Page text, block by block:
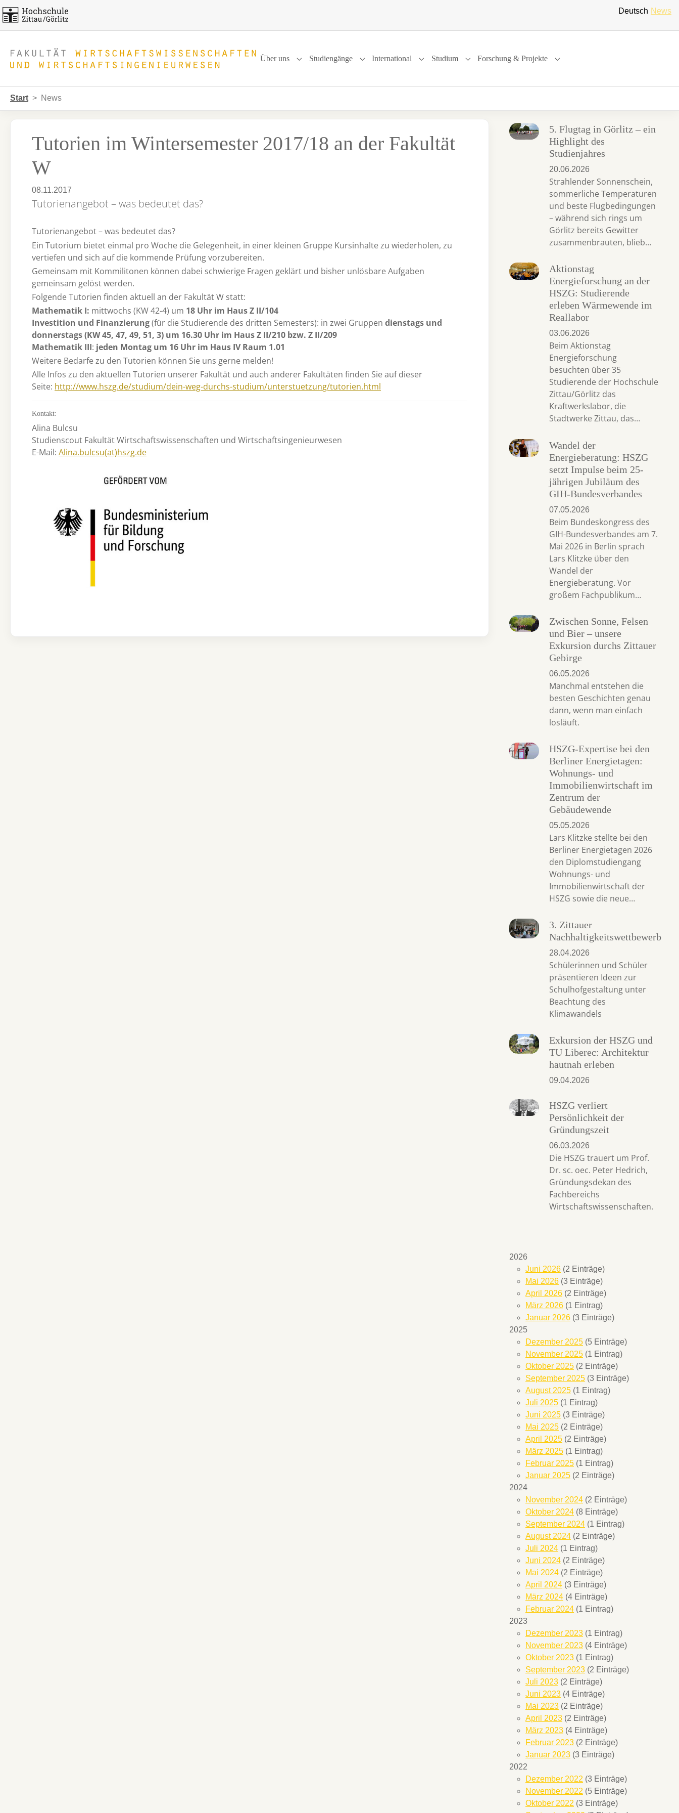
Deutsch News
Über uns
Submenu for "Über uns"
Studiengänge
Submenu for "Studiengänge"
International
Submenu for "International"
Studium
Submenu for "Studium"
Forschung & Projekte
Submenu for "Forschung & Projekte"
Start News
Tutorien im Wintersemester 2017/18 an der Fakultät
W
08.11.2017
Tutorienangebot – was bedeutet das?
Tutorienangebot – was bedeutet das?
Ein Tutorium bietet einmal pro Woche die Gelegenheit, in einer kleinen Gruppe Kursinhalte zu wiederholen, zu
vertiefen und sich auf die kommende Prüfung vorzubereiten.
Gemeinsam mit Kommilitonen können dabei schwierige Fragen geklärt und bisher unlösbare Aufgaben
gemeinsam gelöst werden.
Folgende Tutorien finden aktuell an der Fakultät W statt:
Mathematik I: mittwochs (KW 42-4) um 18 Uhr im Haus Z II/104
Investition und Finanzierung(für die Studierende des dritten Semesters): in zwei Gruppen dienstags und
donnerstags (KW 45, 47, 49, 51, 3) um 16.30 Uhr im Haus Z II/210 bzw. Z II/209
Mathematik III: jeden Montag um 16 Uhr im Haus IV Raum 1.01
Weitere Bedarfe zu den Tutorien können Sie uns gerne melden!
Alle Infos zu den aktuellen Tutorien unserer Fakultät und auch anderer Fakultäten finden Sie auf dieser
Seite: http://www.hszg.de/studium/dein-weg-durchs-studium/unterstuetzung/tutorien.html
Kontakt:
Alina Bulcsu
Studienscout Fakultät Wirtschaftswissenschaften und Wirtschaftsingenieurwesen
E-Mail: Alina.bulcsu(at)hszg.de
5. Flugtag in Görlitz – ein
Highlight des
Studienjahres
20.06.2026
Strahlender Sonnenschein,
sommerliche Temperaturen
und beste Flugbedingungen
– während sich rings um
Görlitz bereits Gewitter
zusammenbrauten, blieb…
Aktionstag
Energieforschung an der
HSZG: Studierende
erleben Wärmewende im
Reallabor
03.06.2026
Beim Aktionstag
Energieforschung
besuchten über 35
Studierende der Hochschule
Zittau/Görlitz das
Kraftwerkslabor, die
Stadtwerke Zittau, das…
Wandel der
Energieberatung: HSZG
setzt Impulse beim 25-
jährigen Jubiläum des
GIH-Bundesverbandes
07.05.2026
Beim Bundeskongress des
GIH-Bundesverbandes am 7.
Mai 2026 in Berlin sprach
Lars Klitzke über den
Wandel der
Energieberatung. Vor
großem Fachpublikum…
Zwischen Sonne, Felsen
und Bier – unsere
Exkursion durchs Zittauer
Gebirge
06.05.2026
Manchmal entstehen die
besten Geschichten genau
dann, wenn man einfach
losläuft.
HSZG-Expertise bei den
Berliner Energietagen:
Wohnungs- und
Immobilienwirtschaft im
Zentrum der
Gebäudewende
05.05.2026
Lars Klitzke stellte bei den
Berliner Energietagen 2026
den Diplomstudiengang
Wohnungs- und
Immobilienwirtschaft der
HSZG sowie die neue…
3. Zittauer
Nachhaltigkeitswettbewerb
28.04.2026
Schülerinnen und Schüler
präsentieren Ideen zur
Schulhofgestaltung unter
Beachtung des
Klimawandels
Exkursion der HSZG und
TU Liberec: Architektur
hautnah erleben
09.04.2026
HSZG verliert
Persönlichkeit der
Gründungszeit
06.03.2026
Die HSZG trauert um Prof.
Dr. sc. oec. Peter Hedrich,
Gründungsdekan des
Fachbereichs
Wirtschaftswissenschaften.
2026
Juni 2026 (2 Einträge)
Mai 2026 (3 Einträge)
April 2026 (2 Einträge)
März 2026 (1 Eintrag)
Januar 2026 (3 Einträge)
2025
Dezember 2025 (5 Einträge)
November 2025 (1 Eintrag)
Oktober 2025 (2 Einträge)
September 2025 (3 Einträge)
August 2025 (1 Eintrag)
Juli 2025 (1 Eintrag)
Juni 2025 (3 Einträge)
Mai 2025 (2 Einträge)
April 2025 (2 Einträge)
März 2025 (1 Eintrag)
Februar 2025 (1 Eintrag)
Januar 2025 (2 Einträge)
2024
November 2024 (2 Einträge)
Oktober 2024 (8 Einträge)
September 2024 (1 Eintrag)
August 2024 (2 Einträge)
Juli 2024 (1 Eintrag)
Juni 2024 (2 Einträge)
Mai 2024 (2 Einträge)
April 2024 (3 Einträge)
März 2024 (4 Einträge)
Februar 2024 (1 Eintrag)
2023
Dezember 2023 (1 Eintrag)
November 2023 (4 Einträge)
Oktober 2023 (1 Eintrag)
September 2023 (2 Einträge)
Juli 2023 (2 Einträge)
Juni 2023 (4 Einträge)
Mai 2023 (2 Einträge)
April 2023 (2 Einträge)
März 2023 (4 Einträge)
Februar 2023 (2 Einträge)
Januar 2023 (3 Einträge)
2022
Dezember 2022 (3 Einträge)
November 2022 (5 Einträge)
Oktober 2022 (3 Einträge)